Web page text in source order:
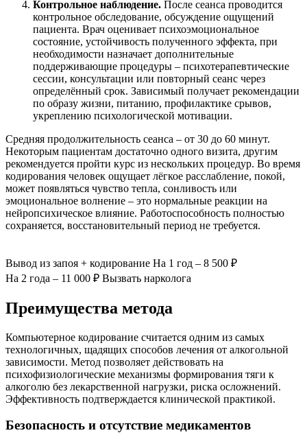
Контрольное наблюдение. После сеанса проводится
контрольное обследование, обсуждение ощущений
пациента. Врач оценивает психоэмоциональное
состояние, устойчивость полученного эффекта, при
необходимости назначает дополнительные
поддерживающие процедуры – психотерапевтические
сессии, консультации или повторный сеанс через
определённый срок. Зависимый получает рекомендации
по образу жизни, питанию, профилактике срывов,
укреплению психологической мотивации.
Средняя продолжительность сеанса – от 30 до 60 минут.
Некоторым пациентам достаточно одного визита, другим
рекомендуется пройти курс из нескольких процедур. Во время
кодирования человек ощущает лёгкое расслабление, покой,
может появляться чувство тепла, сонливость или
эмоциональное волнение – это нормальные реакции на
нейропсихическое влияние. Работоспособность полностью
сохраняется, восстановительный период не требуется.
Вывод из запоя + кодирование На 1 год – 8 500 ₽
На 2 года – 11 000 ₽ Вызвать нарколога
Преимущества метода
Компьютерное кодирование считается одним из самых
технологичных, щадящих способов лечения от алкогольной
зависимости. Метод позволяет действовать на
психофизиологические механизмы формирования тяги к
алкоголю без лекарственной нагрузки, риска осложнений.
Эффективность подтверждается клинической практикой.
Безопасность и отсутствие медикаментов